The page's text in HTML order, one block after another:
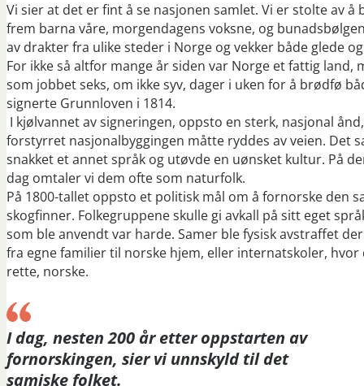
Vi sier at det er fint å se nasjonen samlet. Vi er stolte av
frem barna våre, morgendagens voksne, og
av drakter fra ulike steder i Norge og vekker både glede
For ikke så altfor mange år siden var Norge et fattig
som jobbet seks, om ikke syv, dager i uken for å brødfø
signerte Grunnloven i 1814.
I kjølvannet av signeringen, oppsto en sterk, nasjonal
forstyrret nasjonalbyggingen måtte ryddes av veien. Det
snakket et annet språk og utøvde en uønsket kultur. På
dag omtaler vi dem ofte som naturfolk.
På 1800-tallet oppsto et politisk mål om å fornorske den
skogfinner. Folkegruppene skulle gi avkall på sitt eget
som ble anvendt var harde. Samer ble fysisk avstraffet
fra egne familier til norske hjem, eller internatskoler,
rette, norske.
I dag, nesten 200 år etter oppstarten av
fornorskingen, sier vi unnskyld til det
samiske folket.